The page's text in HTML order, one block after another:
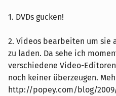
1. DVDs gucken!
2. Videos bearbeiten um sie
zu laden. Da sehe ich
verschiedene Video-
noch keiner überzeugen.
http://popey.com/blog/